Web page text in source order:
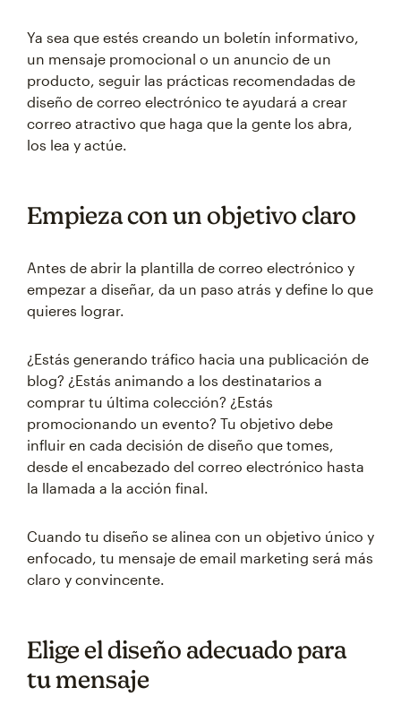
Ya sea que estés creando un boletín informativo,
un mensaje promocional o un anuncio de un
producto, seguir las prácticas recomendadas de
diseño de correo electrónico te ayudará a crear
correo atractivo que haga que la gente los abra,
los lea y actúe.
Empieza con un objetivo claro
Antes de abrir la plantilla de correo electrónico y
empezar a diseñar, da un paso atrás y define lo que
quieres lograr.
¿Estás generando tráfico hacia una publicación de
blog? ¿Estás animando a los destinatarios a
comprar tu última colección? ¿Estás
promocionando un evento? Tu objetivo debe
influir en cada decisión de diseño que tomes,
desde el encabezado del correo electrónico hasta
la llamada a la acción final.
Cuando tu diseño se alinea con un objetivo único y
enfocado, tu mensaje de email marketing será más
claro y convincente.
Elige el diseño adecuado para
tu mensaje